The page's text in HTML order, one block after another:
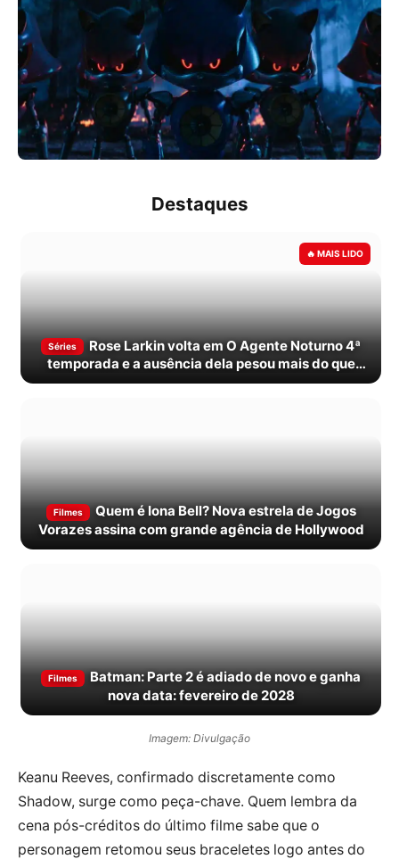
Destaques
Séries
Rose Larkin volta em O Agente Noturno 4ª
temporada e a ausência dela pesou mais do que
parecia
Filmes
Quem é Iona Bell? Nova estrela de Jogos
Vorazes assina com grande agência de Hollywood
Filmes
Batman: Parte 2 é adiado de novo e ganha
nova data: fevereiro de 2028
Imagem: Divulgação
Keanu Reeves, confirmado discretamente como
Shadow, surge como peça-chave. Quem lembra da
cena pós-créditos do último filme sabe que o
personagem retomou seus braceletes logo antes do